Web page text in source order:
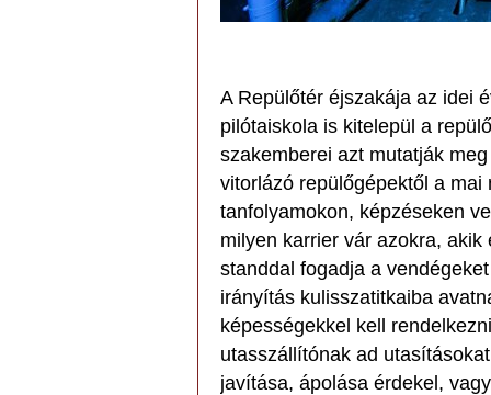
A Repülőtér éjszakája az idei
pilótaiskola is kitelepül a
szakemberei azt mutatják
vitorlázó repülőgépektől a
tanfolyamokon, képzéseken
milyen karrier vár azokra,
standdal fogadja a
irányítás kulisszatitkaiba
képességekkel kell
utasszállítónak ad
javítása, ápolása érdekel,